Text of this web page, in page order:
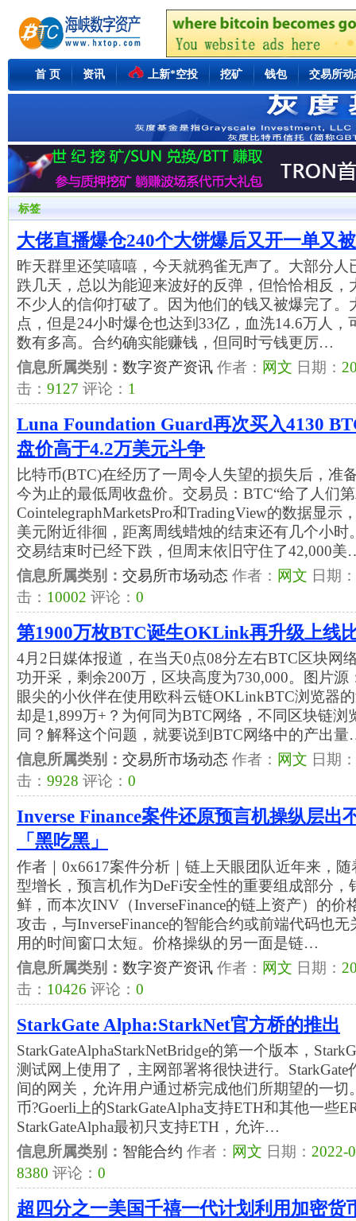
首 页 资讯 上新*空投 挖矿 钱包 交易所动
标签
大佬直播爆仓240个大饼爆后又开一单又
昨天群里还笑嘻嘻，今天就鸦雀无声了。大部分
跌几天，总以为能迎来波好的反弹，但恰恰相反，
不少人的信仰打破了。因为他们的钱又被爆完了。
点，但是24小时爆仓也达到33亿，血洗14.6万人
数有多高。合约确实能赚钱，但同时亏钱更厉…
信息所属类别： 数字资产资讯 作者： 网文 日期：
击： 9127 评论： 1
Luna Foundation Guard再次买入4130
盘价高于4.2万美元斗争
比特币(BTC)在经历了一周令人失望的损失后，准
今为止的最低周收盘价。交易员：BTC“给了人们
CointelegraphMarketsPro和TradingView的数据显示
美元附近徘徊，距离周线蜡烛的结束还有几个小时
交易结束时已经下跌，但周末依旧守住了42,000
信息所属类别： 交易所市场动态 作者： 网文 日期：
击： 10002 评论： 0
第1900万枚BTC诞生OKLink再升级上线
4月2日媒体报道，在当天0点08分左右BTC区块网
功开采，剩余200万，区块高度为730,000。图片
眼尖的小伙伴在使用欧科云链OKLinkBTC浏览器
却是1,899万+？为何同为BTC网络，不同区块链浏
同？解释这个问题，就要说到BTC网络中的产出
信息所属类别： 交易所市场动态 作者： 网文 日期：
击： 9928 评论： 0
Inverse Finance案件还原预言机操纵层出
「黑吃黑」
作者｜0x6617案件分析｜链上天眼团队近年来，
型增长，预言机作为DeFi安全性的重要组成部分
鲜，而本次INV（InverseFinance的链上资产）的
攻击，与InverseFinance的智能合约或前端代码也
用的时间窗口太短。价格操纵的另一面是链…
信息所属类别： 数字资产资讯 作者： 网文 日期：
击： 10426 评论： 0
StarkGate Alpha:StarkNet官方桥的推出
StarkGateAlphaStarkNetBridge的第一个版本，
测试网上使用了，主网部署将很快进行。StarkGate
间的网关，允许用户通过桥完成他们所期望的一切
币?Goerli上的StarkGateAlpha支持ETH和其他一些
StarkGateAlpha最初只支持ETH，允许…
信息所属类别： 智能合约 作者： 网文 日期： 2022-
8380 评论： 0
超四分之一美国千禧一代计划利用加密货